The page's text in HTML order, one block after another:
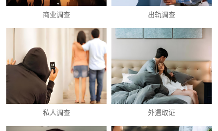
商业调查 出轨调查
私人调查 外遇取证